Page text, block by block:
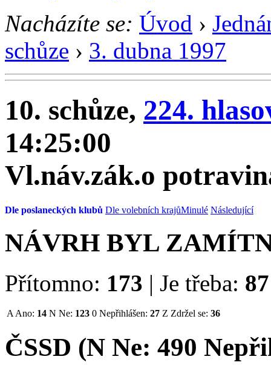
Nacházíte se: Úvod ›
schůze › 3. dubna 1997
10. schůze, 224.
14:25:00
Vl.náv.zák.o
Dle poslaneckých klubů Dle volebních krajůMinulé Následující
NÁVRH BYL
Přítomno: 173 | Je třeba: 87
A Ano: 14 N Ne: 123 0 Nepřihlášen: 27 Z Zdržel se: 36
ČSSD (N Ne: 490